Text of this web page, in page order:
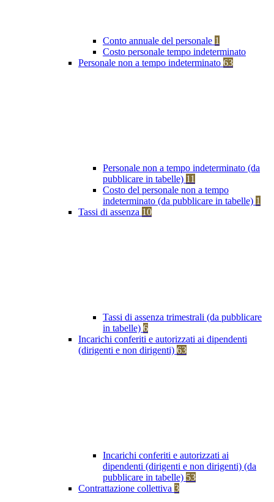
Conto annuale del personale 1
Costo personale tempo indeterminato
Personale non a tempo indeterminato 63
Personale non a tempo indeterminato (da
pubblicare in tabelle) 11
Costo del personale non a tempo
indeterminato (da pubblicare in tabelle) 1
Tassi di assenza 10
Tassi di assenza trimestrali (da pubblicare
in tabelle) 6
Incarichi conferiti e autorizzati ai dipendenti
(dirigenti e non dirigenti) 63
Incarichi conferiti e autorizzati ai
dipendenti (dirigenti e non dirigenti) (da
pubblicare in tabelle) 53
Contrattazione collettiva 3